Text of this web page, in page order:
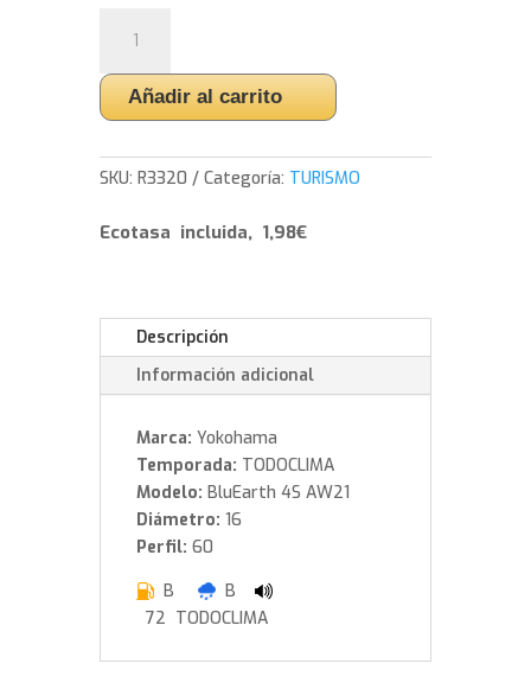
BluEarth
4S
AW21
215/60/16
99
cantidad
Añadir al carrito
SKU:R3320 Categoría: TURISMO
Ecotasa incluida, 1,98€
Descripción
Información adicional
Marca: Yokohama
Temporada: TODOCLIMA
Modelo: BluEarth 4S AW21
Diámetro: 16
Perfil: 60
B
B
72 TODOCLIMA